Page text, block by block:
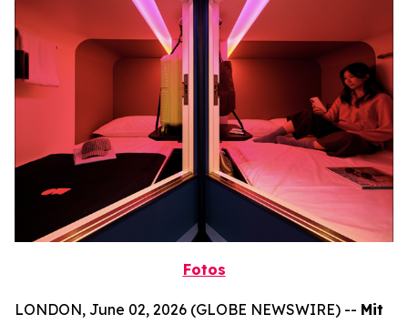
Fotos
LONDON, June 02, 2026 (GLOBE NEWSWIRE) -- Mit